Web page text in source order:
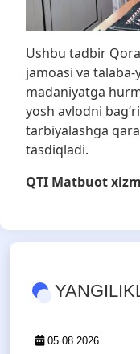
Ushbu tadbir
jamoasi va
madaniyatga
yosh avlodni
tarbiyalashga
tasdiqladi.
QTI Matbuot
05.08.2026